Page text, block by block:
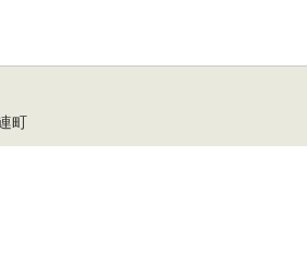
町